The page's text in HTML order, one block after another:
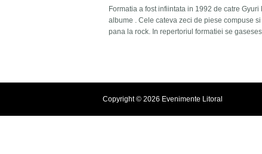
Formatia a fost infiintata in 1992 de catre
albume . Cele cateva zeci de piese compuse
pana la rock. In repertoriul formatiei se
Copyright © 2026 Evenimente Litoral